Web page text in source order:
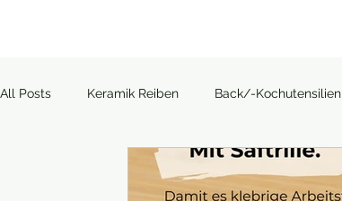
All Posts Keramik Reiben Back/-Kochutensilien
Outdoor